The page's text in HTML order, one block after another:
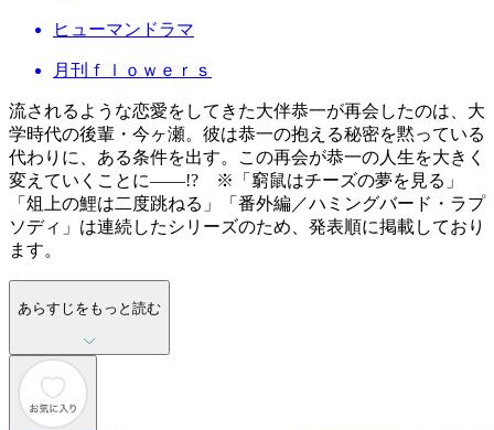
ヒューマンドラマ
月刊ｆｌｏｗｅｒｓ
流されるような恋愛をしてきた大伴恭一が再会したのは、大
学時代の後輩・今ヶ瀬。彼は恭一の抱える秘密を黙っている
代わりに、ある条件を出す。この再会が恭一の人生を大きく
変えていくことに――!? ※「窮鼠はチーズの夢を見る」
「俎上の鯉は二度跳ねる」「番外編／ハミングバード・ラプ
ソディ」は連続したシリーズのため、発表順に掲載しており
ます。
あらすじをもっと読む